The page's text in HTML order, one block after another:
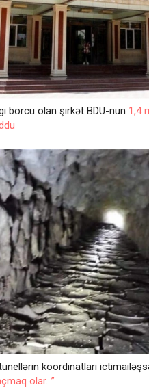
borcu olan şirkət BDU-nun 1,4
koordinatları
olar...”